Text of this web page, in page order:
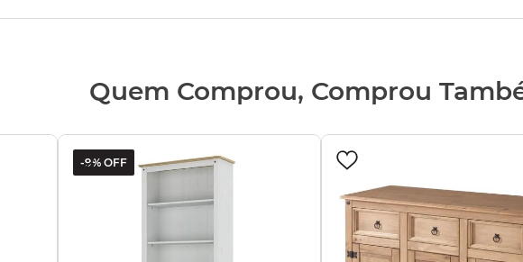
Quem Comprou, Comprou
-9%OFF